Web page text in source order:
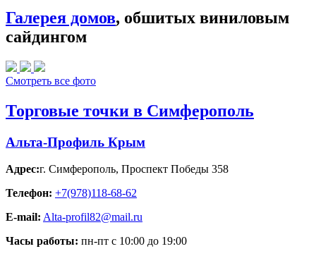
Галерея домов, обшитых виниловым
сайдингом
Смотреть все фото
Торговые точки в Симферополь
Альта-Профиль Крым
Адрес:г. Симферополь, Проспект Победы 358
Телефон: +7(978)118-68-62
E-mail: Alta-profil82@mail.ru
Часы работы: пн-пт с 10:00 до 19:00